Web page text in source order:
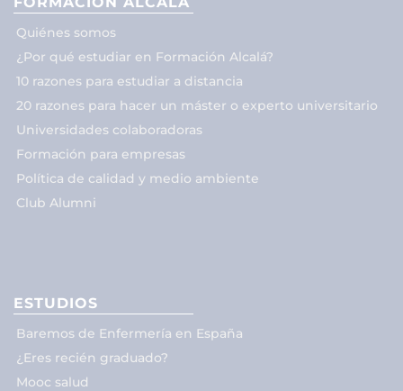
Quiénes somos
¿Por qué estudiar en Formación Alcalá?
10 razones para estudiar a distancia
20 razones para hacer un máster o experto universitario
Universidades colaboradoras
Formación para empresas
Política de calidad y medio ambiente
Club Alumni
ESTUDIOS
Baremos de Enfermería en España
¿Eres recién graduado?
Mooc salud